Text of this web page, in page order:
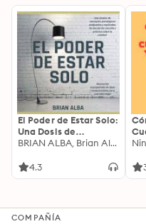
El Poder de Estar Solo:
Una Dosis de
Motivación
Ideas Revolucionarias
BRIAN ALBA, Brian Alba
4.3
COMPAÑÍA